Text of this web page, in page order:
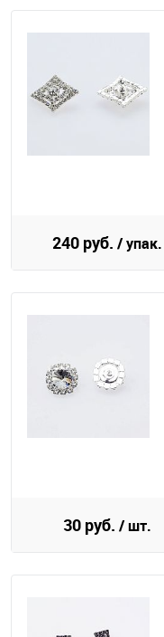
240 руб. / упак.
30 руб. / шт.